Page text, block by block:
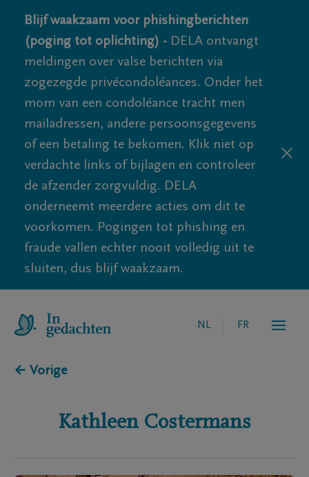
Blijf waakzaam voor phishingberichten
(poging tot oplichting) - DELA ontvangt
meldingen over valse berichten via
zogezegde privécondoléances. Onder het
mom van een condoléance tracht men
mailadressen, andere persoonsgegevens
of een betaling te bekomen. Klik niet op
verdachte links of bijlagen en controleer
de afzender zorgvuldig. DELA
onderneemt meerdere acties om dit te
voorkomen. Pogingen tot phishing en
fraude vallen echter nooit volledig uit te
sluiten, dus blijf waakzaam.
NL FR
← Vorige
Kathleen Costermans